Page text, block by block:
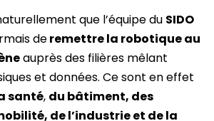
que l’équipe du SIDO
deremettre la robotique au
auprès des filières mêlant
et données. Ce sont en effet
santé, du bâtiment, des
de l’industrie et de la